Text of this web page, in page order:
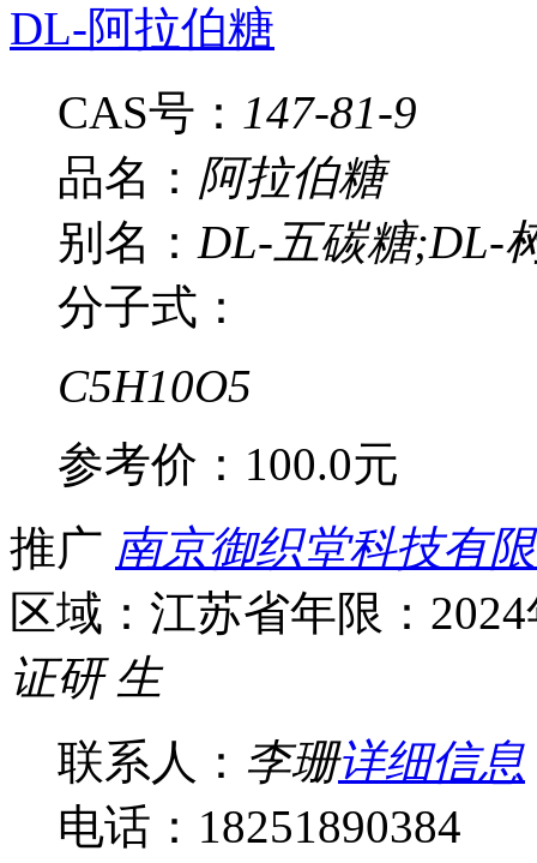
DL-阿拉伯糖
CAS号： 147-81-9
品名： 阿拉伯糖
别名： DL-五碳糖;DL-
分子式：
C5H10O5
参考价： 100.0元
推广 南京御织堂科技有
区域：江苏省年限：
证研 生
联系人： 李珊详细信息
电话：18251890384